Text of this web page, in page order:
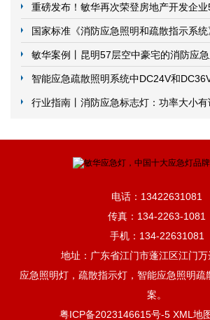
证实施要求的公告
重磅发布！敏华再次荣登房地产开发企
商！
国家标准《消防应急照明和疏散指示系
发布！2025年5月1日实施
敏华案例丨昆明57层空中豪宅的消防应
智能应急疏散照明系统中DC24V和
行业指南丨消防应急标志灯：功率大小有
电话：13422631081
传真：134-2263-1081
手机：134-22631081
地址：广东省江门市蓬江区江门
应急照明灯，疏散指示灯，智能应急照明疏
案。
粤ICP备2023146615号-5 XML地